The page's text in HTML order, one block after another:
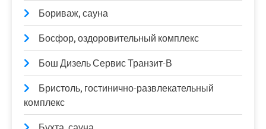
Бориваж, сауна
Босфор, оздоровительный комплекс
Бош Дизель Сервис Транзит-В
Бристоль, гостинично-развлекательный
комплекс